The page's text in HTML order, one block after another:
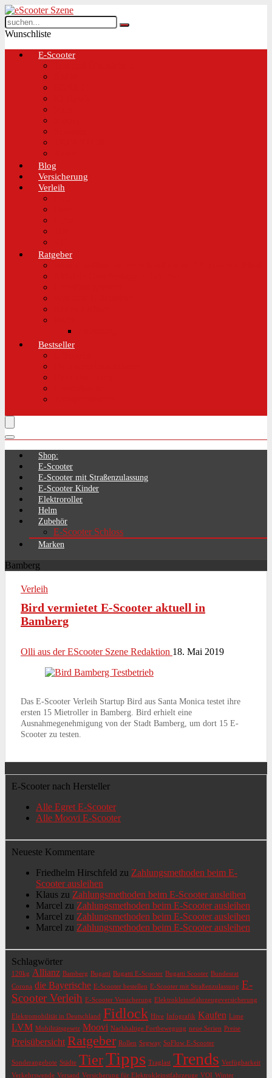
Wunschliste
E-Scooter
Blog
Versicherung
Verleih
Ratgeber
Bestseller
Shop:
E-Scooter
E-Scooter mit Straßenzulassung
E-Scooter Kinder
Elektroroller
Helm
Zubehör
E-Scooter Schloss
Marken
Bamberg
Verleih
Bird vermietet E-Scooter aktuell in
Bamberg
Olli aus der EScooter Szene Redaktion 18. Mai 2019
Das E-Scooter Verleih Startup Bird aus Santa Monica testet ihre
ersten 15 Mietroller in Bamberg. Bird erhielt eine
Ausnahmegenehmigung von der Stadt Bamberg, um dort 15 E-
Scooter zu testen.
E-Scooter nach Hersteller
Alle Egret E-Scooter
Alle Moovi E-Scooter
Neueste Kommentare
Friedhelm Hirschfeld zu Zahlungsmethoden beim E-
Scooter ausleihen
Klaus zu Zahlungsmethoden beim E-Scooter ausleihen
Marcel zu Zahlungsmethoden beim E-Scooter ausleihen
Marcel zu Zahlungsmethoden beim E-Scooter ausleihen
Marcel zu Zahlungsmethoden beim E-Scooter ausleihen
Schlagwörter
120kg Allianz Bamberg Bugatti Bugatti E-Scooter Bugatti Scooter Bundesrat
Corona die Bayerische E-Scooter bestellen E-Scooter mit Straßenzulassung E-
Scooter Verleih E-Scooter Versicherung Elektrokleinstfahrzeugeversicherung
Elektromobilität in Deutschland Fidlock Hive Infografik Kaufen Lime
LVM Mobilitätsgesetz Moovi Nachhaltige Fortbewegung neue Serien Preise
Preisübersicht Ratgeber Rollen Segway SoFlow E-Scooter
Sonderangebote Städte TierTipps Traglast Trends Verfügbarkeit
Verkehrswende Versand Versicherung für Elektrokleinstfahrzeuge VOI Winter